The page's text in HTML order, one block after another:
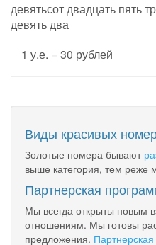
девятьсот двадцать пять
девять два
1 у.е. = 30 рублей
Виды красивых
Золотые номера бывают
выше категория, тем реже
Партнерская
Мы всегда открыты новым
отношениям. Мы готовы
предложения.